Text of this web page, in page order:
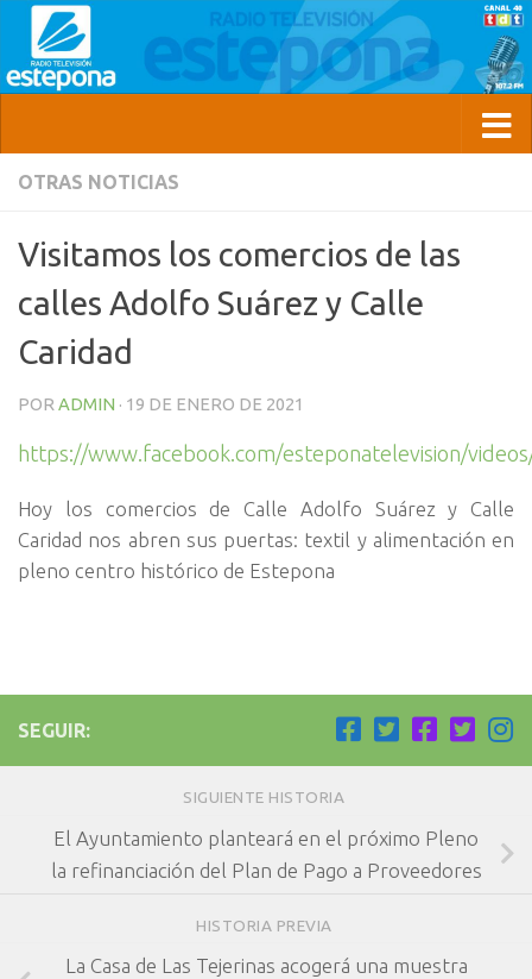
OTRAS NOTICIAS
Visitamos los comercios de las
calles Adolfo Suárez y Calle
Caridad
POR ADMIN · 19 DE ENERO DE 2021
https://www.facebook.com/esteponatelevision/
Hoy los comercios de Calle Adolfo Suárez y Calle
Caridad nos abren sus puertas: textil y alimentación en
pleno centro histórico de Estepona
SEGUIR:
SIGUIENTE HISTORIA
El Ayuntamiento planteará en el próximo Pleno
la refinanciación del Plan de Pago a Proveedores
HISTORIA PREVIA
La Casa de Las Tejerinas acogerá una muestra